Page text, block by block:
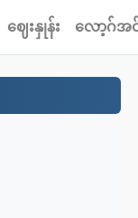
ဈေးနှုန်း လော့ဂ်အ